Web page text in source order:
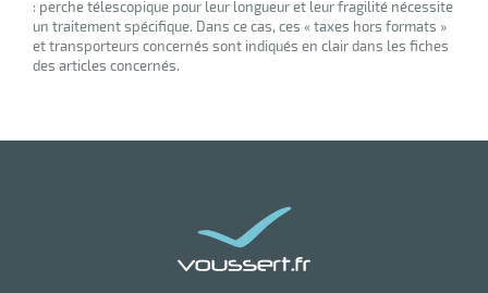
: perche télescopique pour leur longueur et leur fragilité nécessite
un traitement spécifique. Dans ce cas, ces « taxes hors formats »
et transporteurs concernés sont indiqués en clair dans les fiches
des articles concernés.